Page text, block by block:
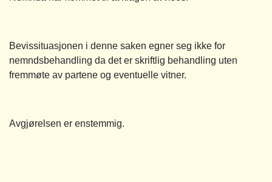
Bevissituasjonen i denne saken egner seg ikke for
nemndsbehandling da det er skriftlig behandling uten
fremmøte av partene og eventuelle vitner.
Avgjørelsen er enstemmig.